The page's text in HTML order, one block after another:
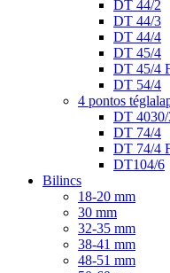
DT 44/2
DT 44/3
DT 44/4
DT 45/4
DT 45/4
DT 54/4
4 pontos
DT
DT 74/4
DT 74/4
DT104/6
Bilincs
18-20 mm
30 mm
32-35 mm
38-41 mm
48-51 mm